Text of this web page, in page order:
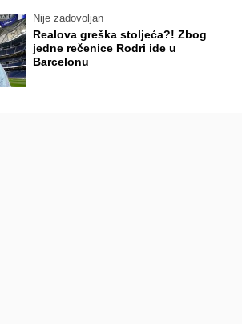
Nije zadovoljan
Realova greška stoljeća?! Zbog
jedne rečenice Rodri ide u
Barcelonu